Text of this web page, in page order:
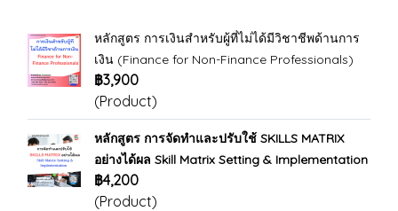
หลักสูตร การเงินสำหรับผู้ที่ไม่ได้มีวิชาชีพด้านการ
เงิน (Finance for Non-Finance Professionals)
฿3,900
(Product)
หลักสูตร การจัดทำและปรับใช้ SKILLS MATRIX
อย่างได้ผล Skill Matrix Setting & Implementation
฿4,200
(Product)